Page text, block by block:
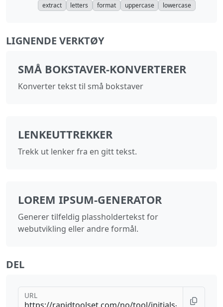
extract
letters format uppercase lowercase
LIGNENDE VERKTØY
SMÅ BOKSTAVER-KONVERTERER
Konverter tekst til små bokstaver
LENKEUTTREKKER
Trekk ut lenker fra en gitt tekst.
LOREM IPSUM-GENERATOR
Generer tilfeldig plassholdertekst for
webutvikling eller andre formål.
DEL
URL